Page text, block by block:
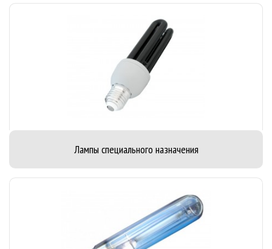
Лампы специального назначения